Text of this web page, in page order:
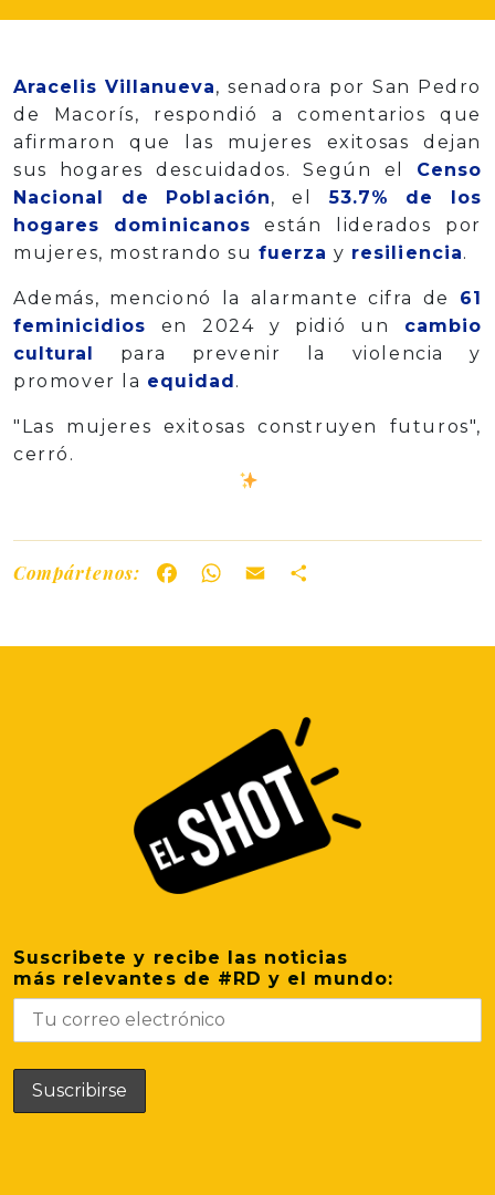
Aracelis Villanueva, senadora por San Pedro
de Macorís, respondió a comentarios que
afirmaron que las mujeres exitosas dejan
sus hogares descuidados. Según el Censo
Nacional de Población, el53.7% de los
hogares dominicanos están liderados por
mujeres, mostrando sufuerza y resiliencia.
Además, mencionó la alarmante cifra de 61
feminicidios en 2024 y pidió un cambio
cultural
para prevenir la violencia y
promover la equidad.
"Las mujeres exitosas construyen futuros",
cerró.
Compártenos: FacebookWhatsApp
Email
Suscribete y recibe las noticias
más relevantes de #RD y el mundo: